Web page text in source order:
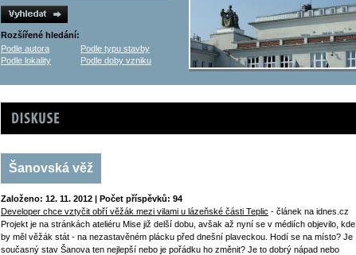
Rozšířené hledání:
Podle autora
Podle typu stavby
Podle lokality
Podle doby vzniku
Diskuse
Šanovská věž
Založeno: 12. 11. 2012 | Počet příspěvků: 94
Developer chce vztyčit obří věžák mezi vilami u lázeňské části Teplic - článek na idnes.cz
Projekt je na stránkách ateliéru Mise již delší dobu, avšak až nyní se v médiích objevilo, kde
by měl věžák stát - na nezastavěném plácku před dnešní plaveckou. Hodí se na místo? Je
současný stav Šanova ten nejlepší nebo je pořádku ho změnit? Je to dobrý nápad nebo